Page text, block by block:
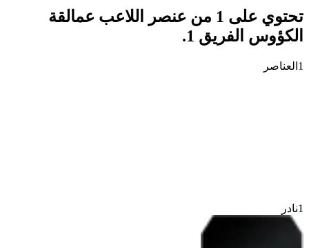
تحتوي على 1 من عنصر اللاعب عمالقة
الكؤوس الفريق 1.
1 العناصر
1نادر